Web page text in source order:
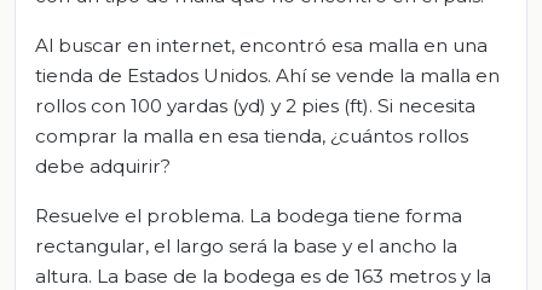
Al buscar en internet, encontró esa malla en una
tienda de Estados Unidos. Ahí se vende la malla en
rollos con 100 yardas (yd) y 2 pies (ft). Si necesita
comprar la malla en esa tienda, ¿cuántos rollos
debe adquirir?
Resuelve el problema. La bodega tiene forma
rectangular, el largo será la base y el ancho la
altura. La base de la bodega es de 163 metros y la